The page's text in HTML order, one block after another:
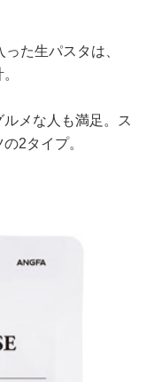
た生パスタは、
メな人も満足。ス
2タイプ。